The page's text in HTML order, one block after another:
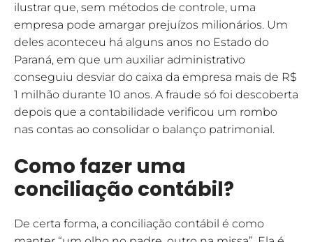
ilustrar que, sem métodos de controle, uma
empresa pode amargar prejuízos milionários. Um
deles aconteceu há alguns anos no Estado do
Paraná, em que um auxiliar administrativo
conseguiu desviar do caixa da empresa mais de R$
1 milhão durante 10 anos. A fraude só foi descoberta
depois que a contabilidade verificou um rombo
nas contas ao consolidar o balanço patrimonial.
Como fazer uma
conciliação contábil?
De certa forma, a conciliação contábil é como